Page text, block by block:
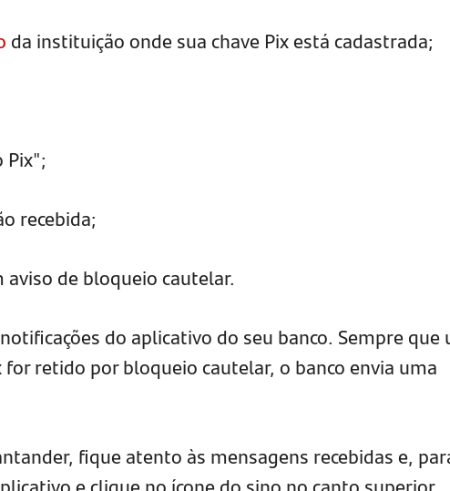
da instituição onde sua chave Pix está cadastrada;
Pix";
recebida;
aviso de bloqueio cautelar.
do aplicativo do seu banco. Sempre que
for retido por bloqueio cautelar, o banco envia uma
fique atento às mensagens recebidas e,